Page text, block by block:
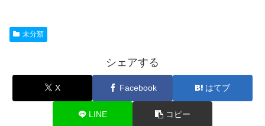
未分類
シェアする
X Facebook はてブ
LINE コピー